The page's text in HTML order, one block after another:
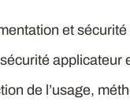
et
applicateur
de l’usage,